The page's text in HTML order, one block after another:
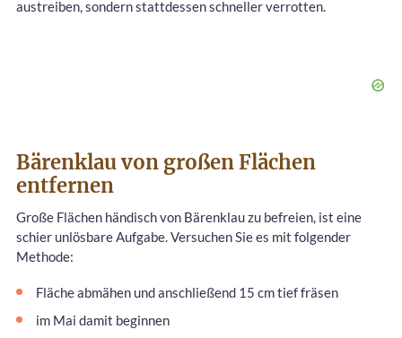
austreiben, sondern stattdessen schneller verrotten.
Bärenklau von großen Flächen
entfernen
Große Flächen händisch von Bärenklau zu befreien, ist eine
schier unlösbare Aufgabe. Versuchen Sie es mit folgender
Methode:
Fläche abmähen und anschließend 15 cm tief fräsen
im Mai damit beginnen